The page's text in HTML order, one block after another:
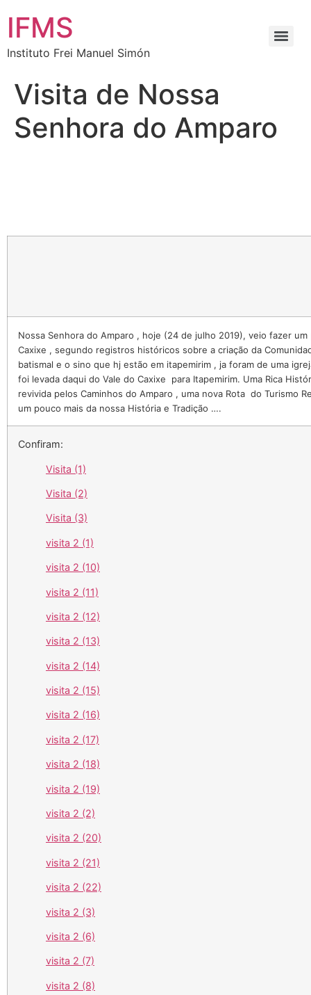
IFMS
Instituto Frei Manuel Simón
Visita de Nossa
Senhora do Amparo
Nossa Senhora do Amparo , hoje (24 de julho 2019), veio fazer
Caxixe , segundo registros históricos sobre a criação da
batismal e o sino que hj estão em itapemirim , ja foram de uma
foi levada daqui do Vale do Caxixe para Itapemirim. Uma Rica
revivida pelos Caminhos do Amparo , uma nova Rota do Turismo
um pouco mais da nossa História e Tradição ….
Confiram:
Visita (1)
Visita (2)
Visita (3)
visita 2 (1)
visita 2 (10)
visita 2 (11)
visita 2 (12)
visita 2 (13)
visita 2 (14)
visita 2 (15)
visita 2 (16)
visita 2 (17)
visita 2 (18)
visita 2 (19)
visita 2 (2)
visita 2 (20)
visita 2 (21)
visita 2 (22)
visita 2 (3)
visita 2 (6)
visita 2 (7)
visita 2 (8)